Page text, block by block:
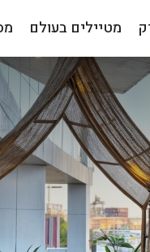
מטיילים בעולם